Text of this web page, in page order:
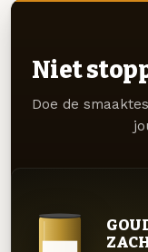
Niet
Doe de